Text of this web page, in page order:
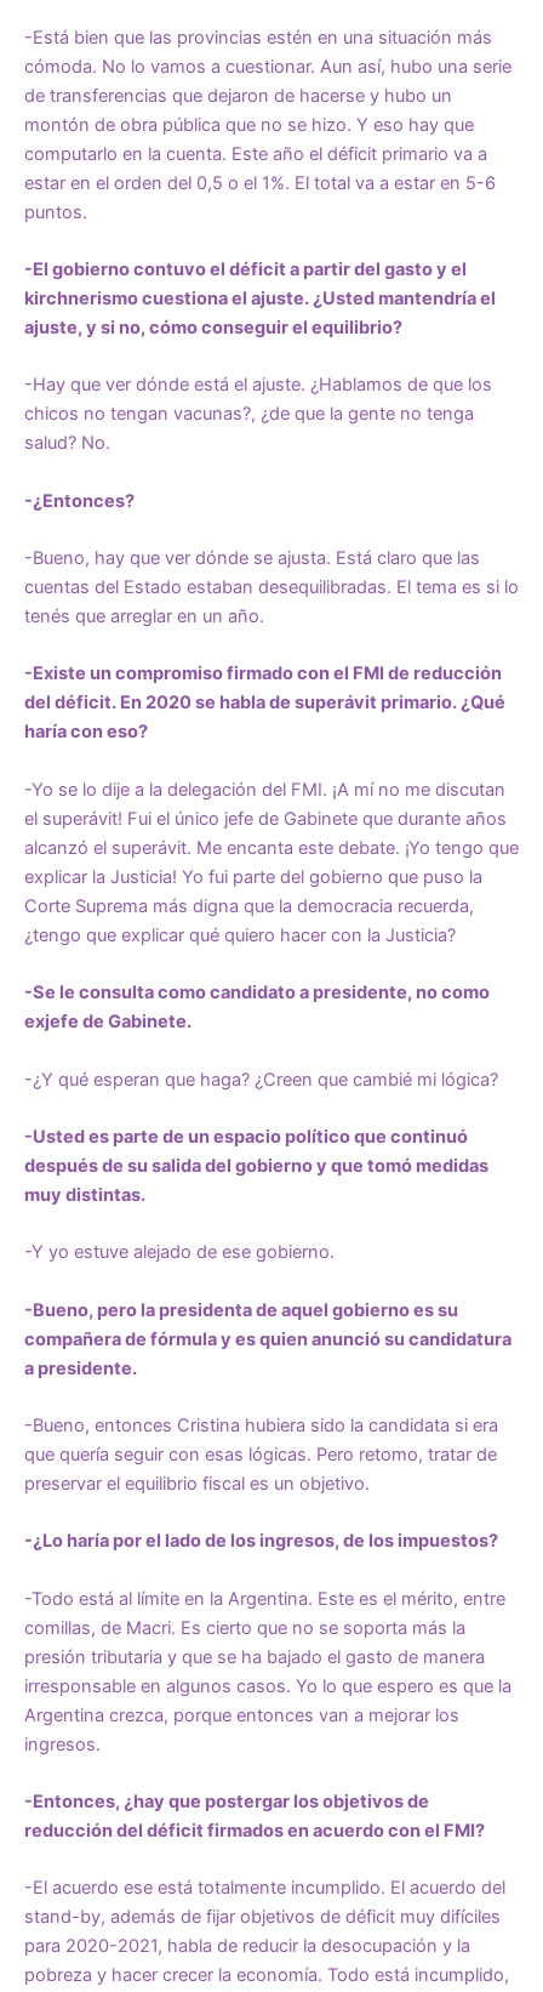
-Está bien que las provincias estén en una situación más
cómoda. No lo vamos a cuestionar. Aun así, hubo una serie
de transferencias que dejaron de hacerse y hubo un
montón de obra pública que no se hizo. Y eso hay que
computarlo en la cuenta. Este año el déficit primario va a
estar en el orden del 0,5 o el 1%. El total va a estar en 5-6
puntos.
-El gobierno contuvo el déficit a partir del gasto y el
kirchnerismo cuestiona el ajuste. ¿Usted mantendría el
ajuste, y si no, cómo conseguir el equilibrio?
-Hay que ver dónde está el ajuste. ¿Hablamos de que los
chicos no tengan vacunas?, ¿de que la gente no tenga
salud? No.
-¿Entonces?
-Bueno, hay que ver dónde se ajusta. Está claro que las
cuentas del Estado estaban desequilibradas. El tema es si lo
tenés que arreglar en un año.
-Existe un compromiso firmado con el FMI de reducción
del déficit. En 2020 se habla de superávit primario. ¿Qué
haría con eso?
-Yo se lo dije a la delegación del FMI. ¡A mí no me discutan
el superávit! Fui el único jefe de Gabinete que durante años
alcanzó el superávit. Me encanta este debate. ¡Yo tengo que
explicar la Justicia! Yo fui parte del gobierno que puso la
Corte Suprema más digna que la democracia recuerda,
¿tengo que explicar qué quiero hacer con la Justicia?
-Se le consulta como candidato a presidente, no como
exjefe de Gabinete.
-¿Y qué esperan que haga? ¿Creen que cambié mi lógica?
-Usted es parte de un espacio político que continuó
después de su salida del gobierno y que tomó medidas
muy distintas.
-Y yo estuve alejado de ese gobierno.
-Bueno, pero la presidenta de aquel gobierno es su
compañera de fórmula y es quien anunció su candidatura
a presidente.
-Bueno, entonces Cristina hubiera sido la candidata si era
que quería seguir con esas lógicas. Pero retomo, tratar de
preservar el equilibrio fiscal es un objetivo.
-¿Lo haría por el lado de los ingresos, de los impuestos?
-Todo está al límite en la Argentina. Este es el mérito, entre
comillas, de Macri. Es cierto que no se soporta más la
presión tributaria y que se ha bajado el gasto de manera
irresponsable en algunos casos. Yo lo que espero es que la
Argentina crezca, porque entonces van a mejorar los
ingresos.
-Entonces, ¿hay que postergar los objetivos de
reducción del déficit firmados en acuerdo con el FMI?
-El acuerdo ese está totalmente incumplido. El acuerdo del
stand-by, además de fijar objetivos de déficit muy difíciles
para 2020-2021, habla de reducir la desocupación y la
pobreza y hacer crecer la economía. Todo está incumplido,